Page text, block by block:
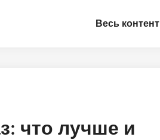
Весь контент
что лучше и